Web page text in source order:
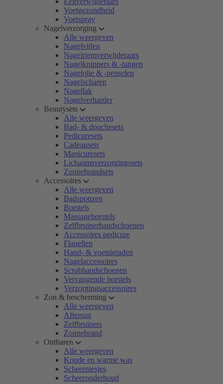
Voetgezondheid
Voetspray
Nagelverzorging
Alle weergeven
Nagelvijlen
Nagelriemverwijderaars
Nagelknippers & -tangen
Nagelolie & -penselen
Nagelscharen
Nagellak
Nagelverharder
Beautysets
Alle weergeven
Bad- & douchesets
Pedicuresets
Cadeausets
Manicuresets
Lichaamsverzorgingssets
Zonnebrandsets
Accessoires
Alle weergeven
Badsponzen
Borstels
Massageborstels
Zelfbruinerhandschoenen
Accessoires pedicure
Flanellen
Hand- & voetsieraden
Nagelaccessoires
Scrubhandschoenen
Vervangende borstels
Verzorgingsaccessoires
Zon & bescherming
Alle weergeven
Aftersun
Zelfbruiners
Zonnebrand
Ontharen
Alle weergeven
Koude en warme was
Scheermesjes
Scheeronderhoud